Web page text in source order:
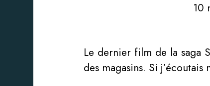
10
Le dernier film de la saga
des magasins. Si